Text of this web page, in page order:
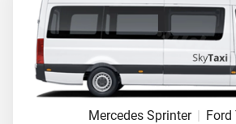
Mercedes Sprinter | Ford